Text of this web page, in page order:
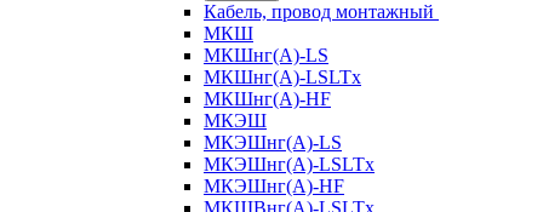
Кабель, провод монтажный
МКШ
МКШнг(А)-LS
МКШнг(А)-LSLTx
МКШнг(А)-HF
МКЭШ
МКЭШнг(А)-LS
МКЭШнг(А)-LSLTx
МКЭШнг(А)-HF
МКШВнг(A)-LSLTx